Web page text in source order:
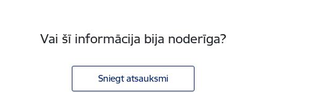
Vai šī informācija bija noderīga?
Sniegt atsauksmi